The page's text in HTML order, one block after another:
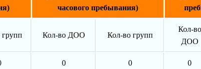
часового пребывания)
Кол-во ДОО Кол-во групп
Кол-во
ДОО
0 0 0